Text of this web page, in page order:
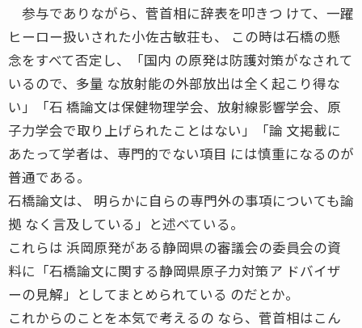
参与でありながら、菅首相に辞表を叩きつ けて、一躍
ヒーロー扱いされた小佐古敏荘も、 この時は石橋の懸
念をすべて否定し、「国内 の原発は防護対策がなされて
いるので、多量 な放射能の外部放出は全く起こり得な
い」「石 橋論文は保健物理学会、放射線影響学会、原
子力学会で取り上げられたことはない」「論 文掲載に
あたって学者は、専門的でない項目 には慎重になるのが
普通である。
石橋論文は、 明らかに自らの専門外の事項についても論
拠 なく言及している」と述べている。
これらは 浜岡原発がある静岡県の審議会の委員会の資
料に「石橋論文に関する静岡県原子力対策ア ドバイザ
ーの見解」としてまとめられている のだとか。
これからのことを本気で考えるの なら、菅首相はこん